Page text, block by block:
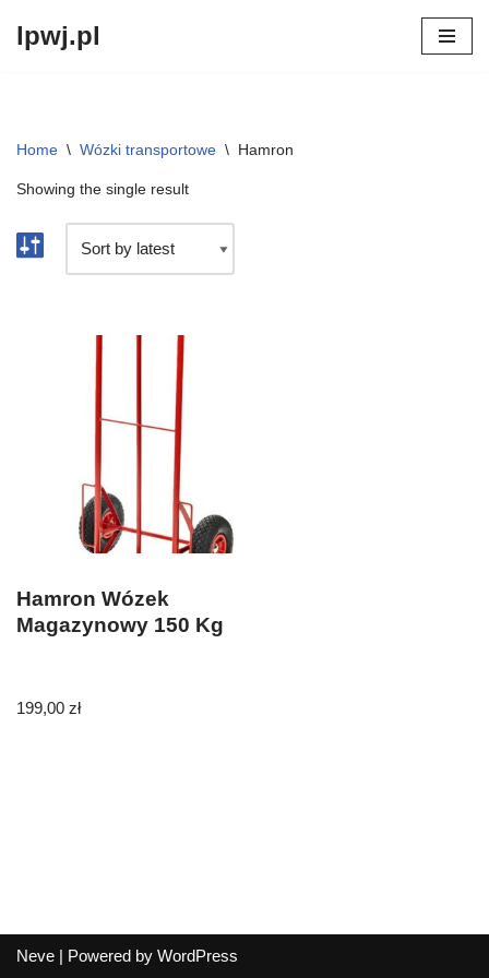
lpwj.pl
Home \ Wózki transportowe \ Hamron
Showing the single result
Hamron Wózek
Magazynowy 150 Kg
199,00 zł
Neve | Powered by WordPress